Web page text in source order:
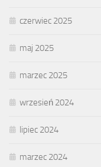
czerwiec 2025
maj 2025
marzec 2025
wrzesień 2024
lipiec 2024
marzec 2024